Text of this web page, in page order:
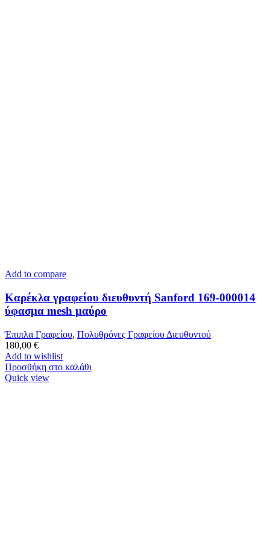
Add to compare
Καρέκλα γραφείου διευθυντή Sanford 169-000014
ύφασμα mesh μαύρο
Έπιπλα Γραφείου, Πολυθρόνες Γραφείου Διευθυντού
180,00 €
Add to wishlist
Προσθήκη στο καλάθι
Quick view